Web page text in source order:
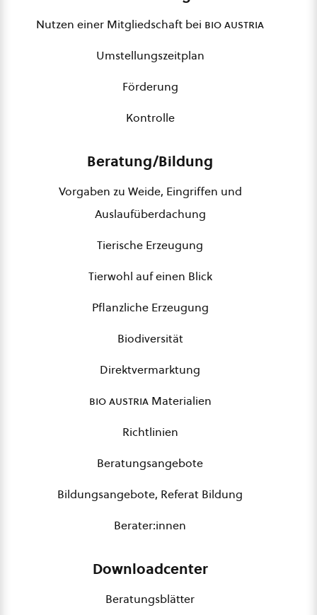
Nutzen einer Mitgliedschaft bei bio austria
Umstellungszeitplan
Förderung
Kontrolle
Beratung/Bildung
Vorgaben zu Weide, Eingriffen und
Auslaufüberdachung
Tierische Erzeugung
Tierwohl auf einen Blick
Pflanzliche Erzeugung
Biodiversität
Direktvermarktung
bio austriaMaterialien
Richtlinien
Beratungsangebote
Bildungsangebote, Referat Bildung
Berater:innen
Downloadcenter
Beratungsblätter